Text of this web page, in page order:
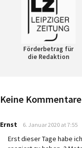
Förderbetrag für
die Redaktion
Keine
Ernst says:
6. Januar 2020 at 7:55
Erst dieser Tage habe